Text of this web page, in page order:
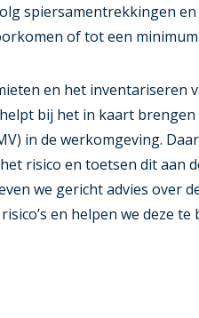
spiersamentrekkingen
of tot een
en het inventariseren
bij het in kaart brengen
in de werkomgeving.
risico en toetsen dit aan
we gericht advies over
en helpen we deze te